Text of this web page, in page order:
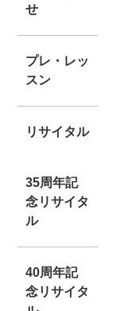
せ
プレ・レッ
スン
リサイタル
35周年記
念リサイタ
ル
40周年記
念リサイタ